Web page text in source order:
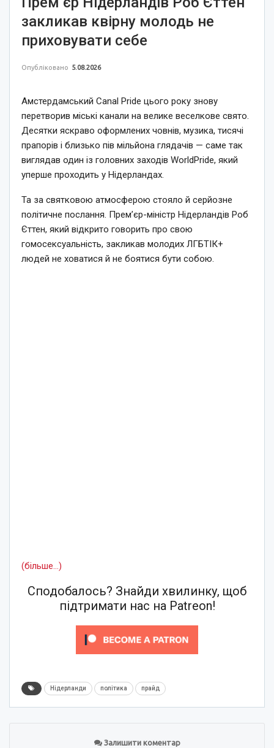
закликав квірну молодь не
приховувати себе
Опубліковано 5.08.2026
Амстердамський Canal Pride цього року знову
перетворив міські канали на велике веселкове свято.
Десятки яскраво оформлених човнів, музика, тисячі
прапорів і близько пів мільйона глядачів — саме так
виглядав один із головних заходів WorldPride, який
уперше проходить у Нідерландах.
Та за святковою атмосферою стояло й серйозне
політичне послання. Прем’єр-міністр Нідерландів Роб
Єттен, який відкрито говорить про свою
гомосексуальність, закликав молодих ЛГБТІК+
людей не ховатися й не боятися бути собою.
(більше…)
Сподобалось? Знайди хвилинку, щоб
підтримати нас на Patreon!
Нідерланди політика прайд
Залишити коментар